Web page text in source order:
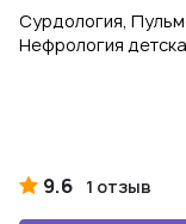
Сурдология,
Нефрология
9.6 1 отзыв